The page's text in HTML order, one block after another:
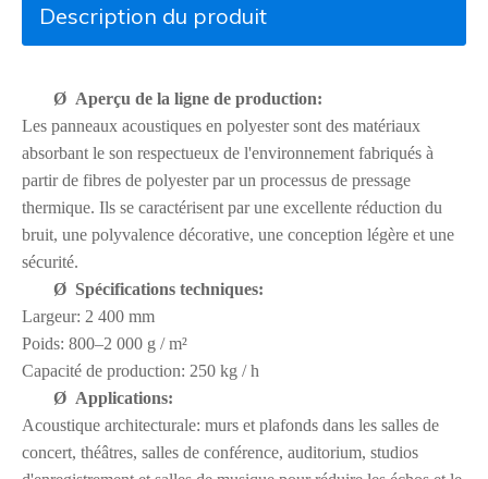
Description du produit
Ø Aperçu de la ligne de production:
Les panneaux acoustiques en polyester sont des matériaux
absorbant le son respectueux de l'environnement fabriqués à
partir de fibres de polyester par un processus de pressage
thermique. Ils se caractérisent par une excellente réduction du
bruit, une polyvalence décorative, une conception légère et une
sécurité.
Ø Spécifications techniques:
Largeur: 2 400 mm
Poids: 800–2 000 g / m²
Capacité de production: 250 kg / h
Ø Applications:
Acoustique architecturale: murs et plafonds dans les salles de
concert, théâtres, salles de conférence, auditorium, studios